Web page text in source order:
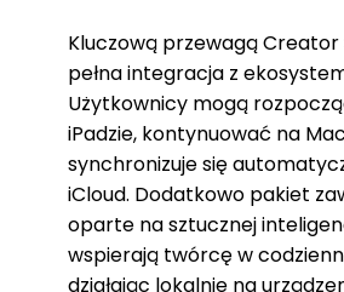
Kluczową przewagą Creator
pełna integracja z
Użytkownicy mogą
iPadzie, kontynuować na
synchronizuje się
iCloud. Dodatkowo pakiet
oparte na sztucznej
wspierają twórcę w
działając lokalnie na